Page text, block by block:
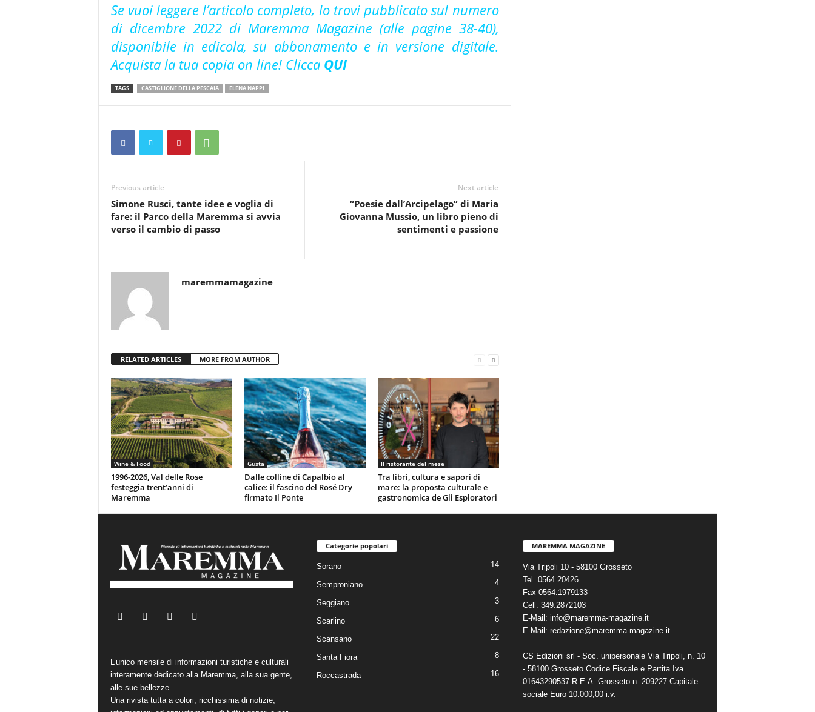
Se vuoi leggere l’articolo completo, lo trovi pubblicato sul numero
di dicembre 2022 di Maremma Magazine (alle pagine 38-40),
disponibile in edicola, su abbonamento e in versione digitale.
Acquista la tua copia on line! Clicca QUI
TAGS CASTIGLIONE DELLA PESCAIA ELENA NAPPI
Previous article
Simone Rusci, tante idee e voglia di
fare: il Parco della Maremma si avvia
verso il cambio di passo
Next article
“Poesie dall’Arcipelago” di Maria
Giovanna Mussio, un libro pieno di
sentimenti e passione
maremmamagazine
RELATED ARTICLES MORE FROM AUTHOR
Wine & Food
1996-2026, Val delle Rose
festeggia trent’anni di
Maremma
Gusta
Dalle colline di Capalbio al
calice: il fascino del Rosé Dry
firmato Il Ponte
Il ristorante del mese
Tra libri, cultura e sapori di
mare: la proposta culturale e
gastronomica de Gli Esploratori
L’unico mensile di informazioni turistiche e culturali
interamente dedicato alla Maremma, alla sua gente,
alle sue bellezze.
Una rivista tutta a colori, ricchissima di notizie,
Categorie popolari
Sorano 14
Semproniano 4
Seggiano 3
Scarlino 6
Scansano 22
Santa Fiora 8
Roccastrada 16
MAREMMA MAGAZINE
Via Tripoli 10 - 58100 Grosseto
Tel. 0564.20426
Fax 0564.1979133
Cell. 349.2872103
E-Mail: info@maremma-magazine.it
E-Mail: redazione@maremma-magazine.it
CS Edizioni srl - Soc. unipersonale Via Tripoli, n. 10
- 58100 Grosseto Codice Fiscale e Partita Iva
01643290537 R.E.A. Grosseto n. 209227 Capitale
sociale Euro 10.000,00 i.v.